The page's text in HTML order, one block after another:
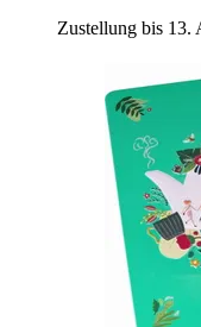
Zustellung bis 13.